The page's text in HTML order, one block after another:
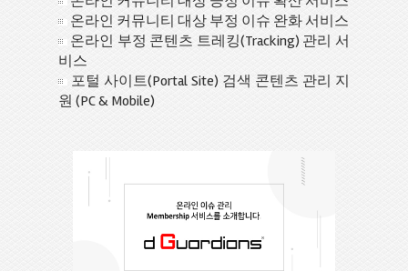
온라인 커뮤니티 대상 부정 이슈 완화 서비스
온라인 부정 콘텐츠 트레킹(Tracking) 관리 서
비스
포털 사이트(Portal Site) 검색 콘텐츠 관리 지
원 (PC & Mobile)